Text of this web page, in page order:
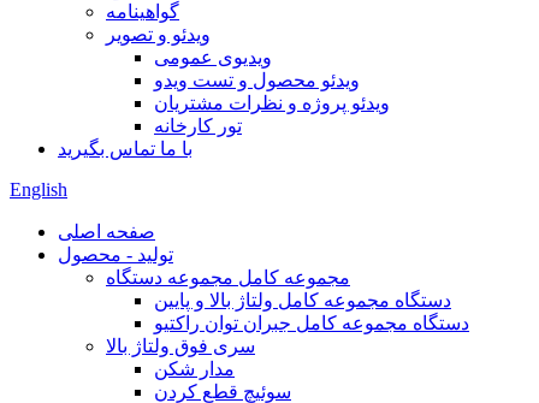
گواهینامه
ویدئو و تصویر
ویدیوی عمومی
ویدئو محصول و تست ویدو
ویدئو پروژه و نظرات مشتریان
تور کارخانه
با ما تماس بگیرید
English
صفحه اصلی
تولید - محصول
مجموعه کامل مجموعه دستگاه
دستگاه مجموعه کامل ولتاژ بالا و پایین
دستگاه مجموعه کامل جبران توان راکتیو
سری فوق ولتاژ بالا
مدار شکن
سوئیچ قطع کردن